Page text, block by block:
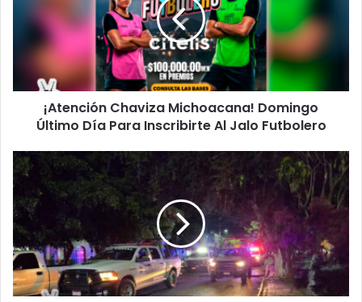
Último
Para
Inscribirte
Al
Futbolero
¡Atención Chaviza Michoacana! Domingo
Último Día Para Inscribirte Al Jalo Futbolero
#Michoacán
Pierden
Vida
2
Chavos
Al
Hogarse
En